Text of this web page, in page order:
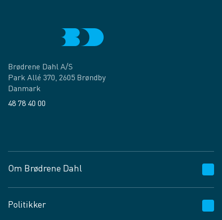
Brødrene Dahl A/S
Park Allé 370, 2605 Brøndby
Danmark
48 78 40 00
Om Brødrene Dahl
Vagttelefon 30 10 89 89
Politikker